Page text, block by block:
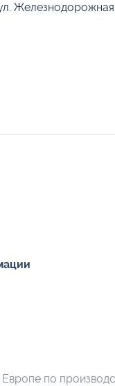
Железнодорожная,
по